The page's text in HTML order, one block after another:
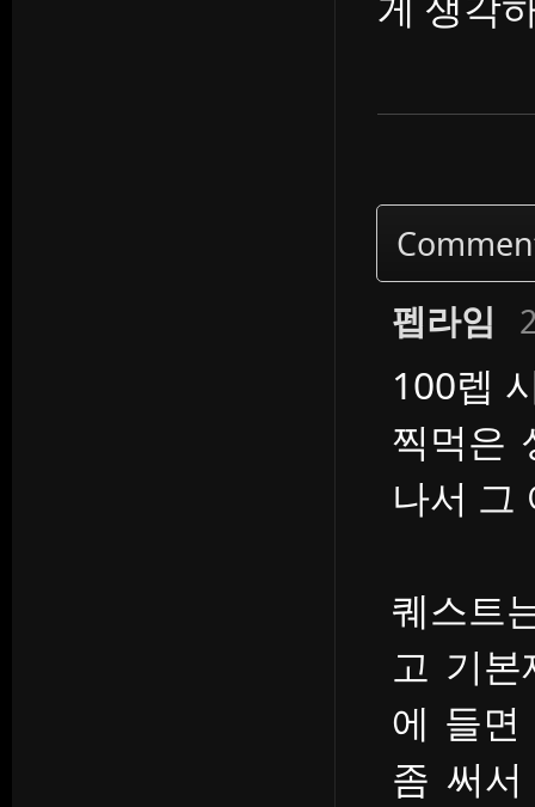
펩라임
100렙
찍먹은
나서 그
퀘스트
고 기본
에 들면
좀 써